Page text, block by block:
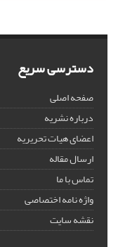
دسترسی سریع
صفحه اصلی
درباره نشریه
اعضای هیات تحریریه
ارسال مقاله
تماس با ما
واژه نامه اختصاصی
نقشه سایت